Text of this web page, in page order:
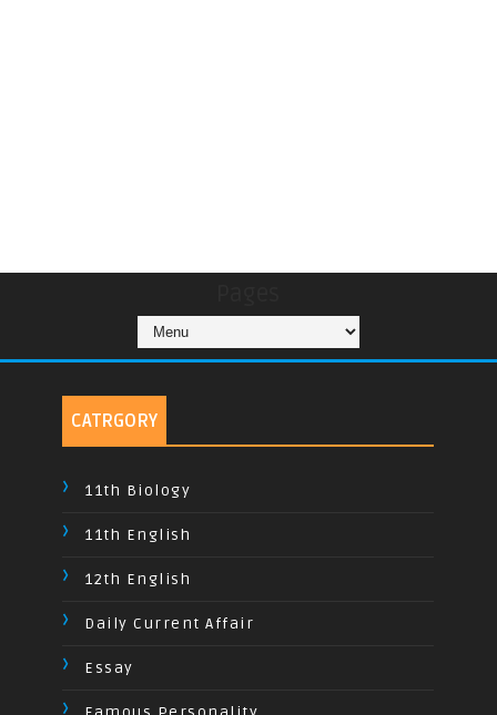
CATRGORY
11th Biology
11th English
12th English
Daily Current Affair
Essay